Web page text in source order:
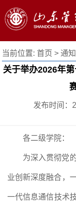
当前位置: 首页 >通
关于举办2026年
发布时间：
各二级学院：
为深入贯彻党
业创新深度融合，
一代信息通信技术